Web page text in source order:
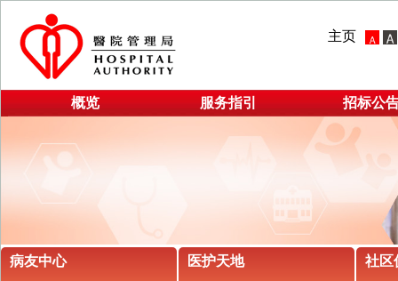
主页
概览 服务指引 招标公
病友中心 医护天地 社区